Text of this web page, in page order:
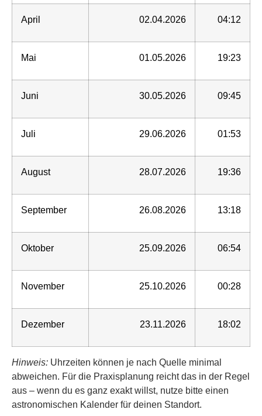
April 02.04.2026 04:12
Mai 01.05.2026 19:23
Juni 30.05.2026 09:45
Juli 29.06.2026 01:53
August 28.07.2026 19:36
September 26.08.2026 13:18
Oktober 25.09.2026 06:54
November 25.10.2026 00:28
Dezember 23.11.2026 18:02
Hinweis: Uhrzeiten können je nach Quelle minimal
abweichen. Für die Praxisplanung reicht das in der Regel
aus – wenn du es ganz exakt willst, nutze bitte einen
astronomischen Kalender für deinen Standort.